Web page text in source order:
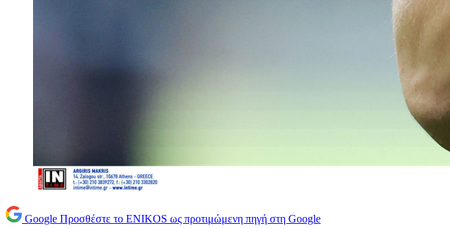
Google Προσθέστε το ENIKOS ως προτιμώμενη πηγή στη Google